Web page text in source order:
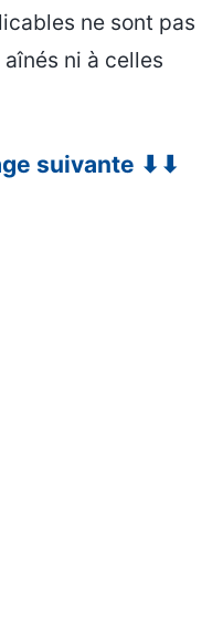
ne sont pas
ni à celles
suivante ⬇⬇